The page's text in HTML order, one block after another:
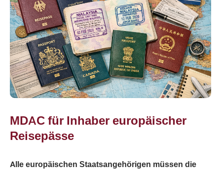
MDAC für Inhaber europäischer
Reisepässe
Alle europäischen Staatsangehörigen müssen die